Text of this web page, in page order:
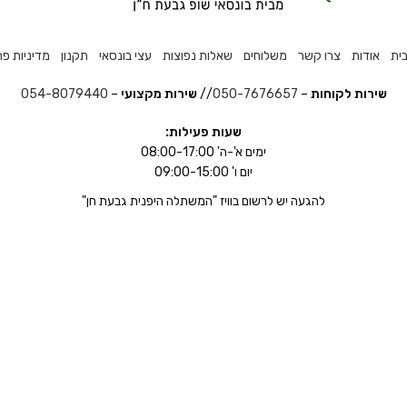
אודות צרו קשר משלוחים שאלות נפוצות עצי בונסאי תקנון מדיניות
שירות לקוחות –
050-7676657
//שירות מקצועי –
054-8079440
שעות פעילות:
ימים א'-ה' 08:00-17:00
יום ו' 09:00-15:00
להגעה יש לרשום בוויז "המשתלה היפנית גבעת חן"